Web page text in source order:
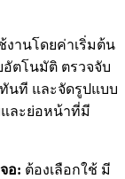
งานโดยค่าเริ่มต้น
ตโนมัติ ตรวจจับ
นที และจัดรูปแบบ
ละย่อหน้าที่มี
อ: ต้องเลือกใช้ มี